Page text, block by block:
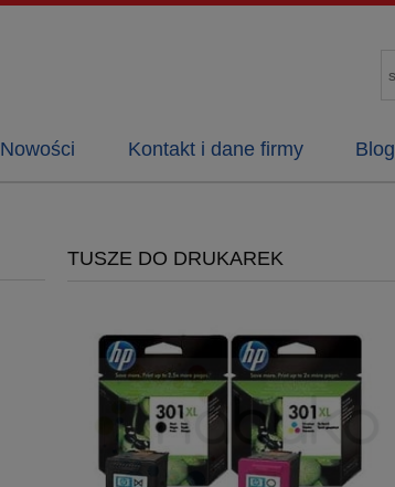
Nowości Kontakt i dane firmy Blog
TUSZE DO DRUKAREK